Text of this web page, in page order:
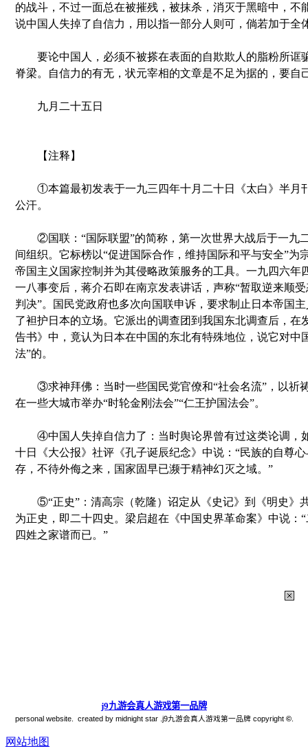
的战斗，不过一面总在被摧残，被抹杀，消灭于黑暗中，不
说中国人失掉了自信力，用以指一部分人则可，倘若加于全
要论中国人，必须不被搽在表面的自欺欺人的脂粉所诓
脊梁。自信力的有无，状元宰相的文章是不足为据的，要自
九月二十五日
【注释】
①本篇最初发表于一九三四年十月二十日《太白》半月
公汗。
②国联：“国际联盟”的简称，第一次世界大战后于一九
间组织。它标榜以“促进国际合作，维持国际和平与安全”为
帝国主义国家控制并为其侵略政策服务的工具。一九四六年
一八事变后，蒋介石即在南京发表讲话，声称“暂取逆来顺
判决”。国民党政府也多次向国联申诉，要求制止日本帝国
了袒护日本的立场。它派出的调查团到我国东北调查后，在
告书》中，竟认为日本在中国的东北有特殊地位，说它对中
法”的。
③求神拜佛：当时一些国民党官僚和“社会名流”，以祈
在一些大城市举办“时轮金刚法会”“仁王护国法会”。
④中国人失掉自信力了：当时舆论界曾有过这类论调，
十日《大公报》社评《孔子诞辰纪念》中说：“民族的自尊
存，不待外侮之来，国家固早已濒于精神幻灭之域。”
⑤“正史”：清高宗（乾隆）诏定从《史记》到《明史》
为正史，即二十四史。梁启超在《中国史界革命案》中说：
四姓之家谱而已。”
j9九游会真人游戏第一品牌
personal website. created by midnight star .j9九游会真人游戏第一品牌 copyright ©.
网站地图